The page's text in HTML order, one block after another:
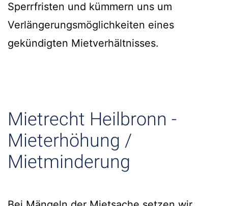
Sperrfristen und kümmern uns um
Verlängerungsmöglichkeiten eines
gekündigten Mietverhältnisses.
Mietrecht Heilbronn -
Mieterhöhung /
Mietminderung